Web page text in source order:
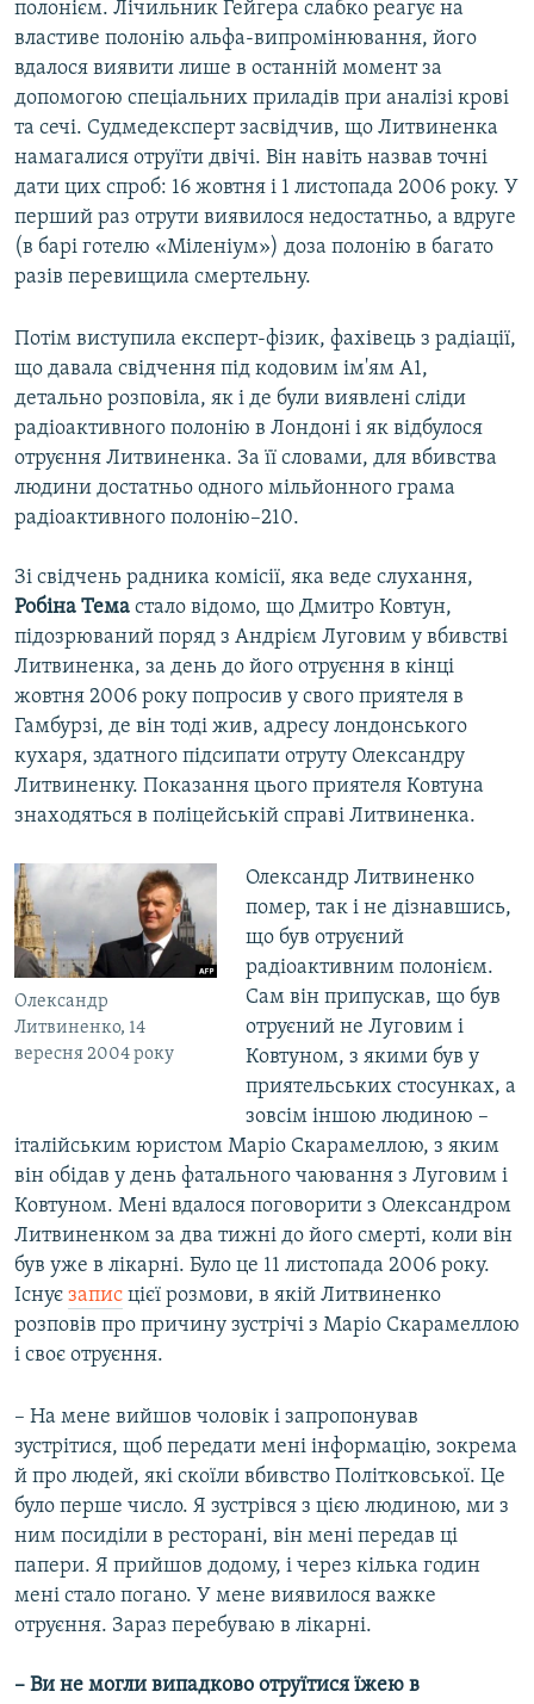
полонієм. Лічильник Гейгера слабко реагує на
властиве полонію альфа-випромінювання, його
вдалося виявити лише в останній момент за
допомогою спеціальних приладів при аналізі крові
та сечі. Судмедексперт засвідчив, що Литвиненка
намагалися отруїти двічі. Він навіть назвав точні
дати цих спроб: 16 жовтня і 1 листопада 2006 року. У
перший раз отрути виявилося недостатньо, а вдруге
(в барі готелю «Міленіум») доза полонію в багато
разів перевищила смертельну.
Потім виступила експерт-фізик, фахівець з радіації,
що давала свідчення під кодовим ім'ям А1,
детально розповіла, як і де були виявлені сліди
радіоактивного полонію в Лондоні і як відбулося
отруєння Литвиненка. За її словами, для вбивства
людини достатньо одного мільйонного грама
радіоактивного полонію–210.
Зі свідчень радника комісії, яка веде слухання,
Робіна Тема стало відомо, що Дмитро Ковтун,
підозрюваний поряд з Андрієм Луговим у вбивстві
Литвиненка, за день до його отруєння в кінці
жовтня 2006 року попросив у свого приятеля в
Гамбурзі, де він тоді жив, адресу лондонського
кухаря, здатного підсипати отруту Олександру
Литвиненку. Показання цього приятеля Ковтуна
знаходяться в поліцейській справі Литвиненка.
Олександр
Литвиненко, 14
вересня 2004 року
Олександр Литвиненко
помер, так і не дізнавшись,
що був отруєний
радіоактивним полонієм.
Сам він припускав, що був
отруєний не Луговим і
Ковтуном, з якими був у
приятельських стосунках, а
зовсім іншою людиною –
італійським юристом Маріо Скарамеллою, з яким
він обідав у день фатального чаювання з Луговим і
Ковтуном. Мені вдалося поговорити з Олександром
Литвиненком за два тижні до його смерті, коли він
був уже в лікарні. Було це 11 листопада 2006 року.
Існує запис цієї розмови, в якій Литвиненко
розповів про причину зустрічі з Маріо Скарамеллою
і своє отруєння.
– На мене вийшов чоловік і запропонував
зустрітися, щоб передати мені інформацію, зокрема
й про людей, які скоїли вбивство Політковської. Це
було перше число. Я зустрівся з цією людиною, ми з
ним посиділи в ресторані, він мені передав ці
папери. Я прийшов додому, і через кілька годин
мені стало погано. У мене виявилося важке
отруєння. Зараз перебуваю в лікарні.
– Ви не могли випадково отруїтися їжею в